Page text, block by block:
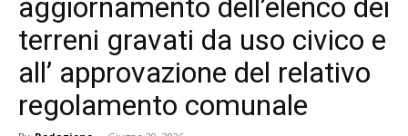
aggiornamento dell’elenco dei
terreni gravati da uso civico e
all’ approvazione del relativo
regolamento comunale